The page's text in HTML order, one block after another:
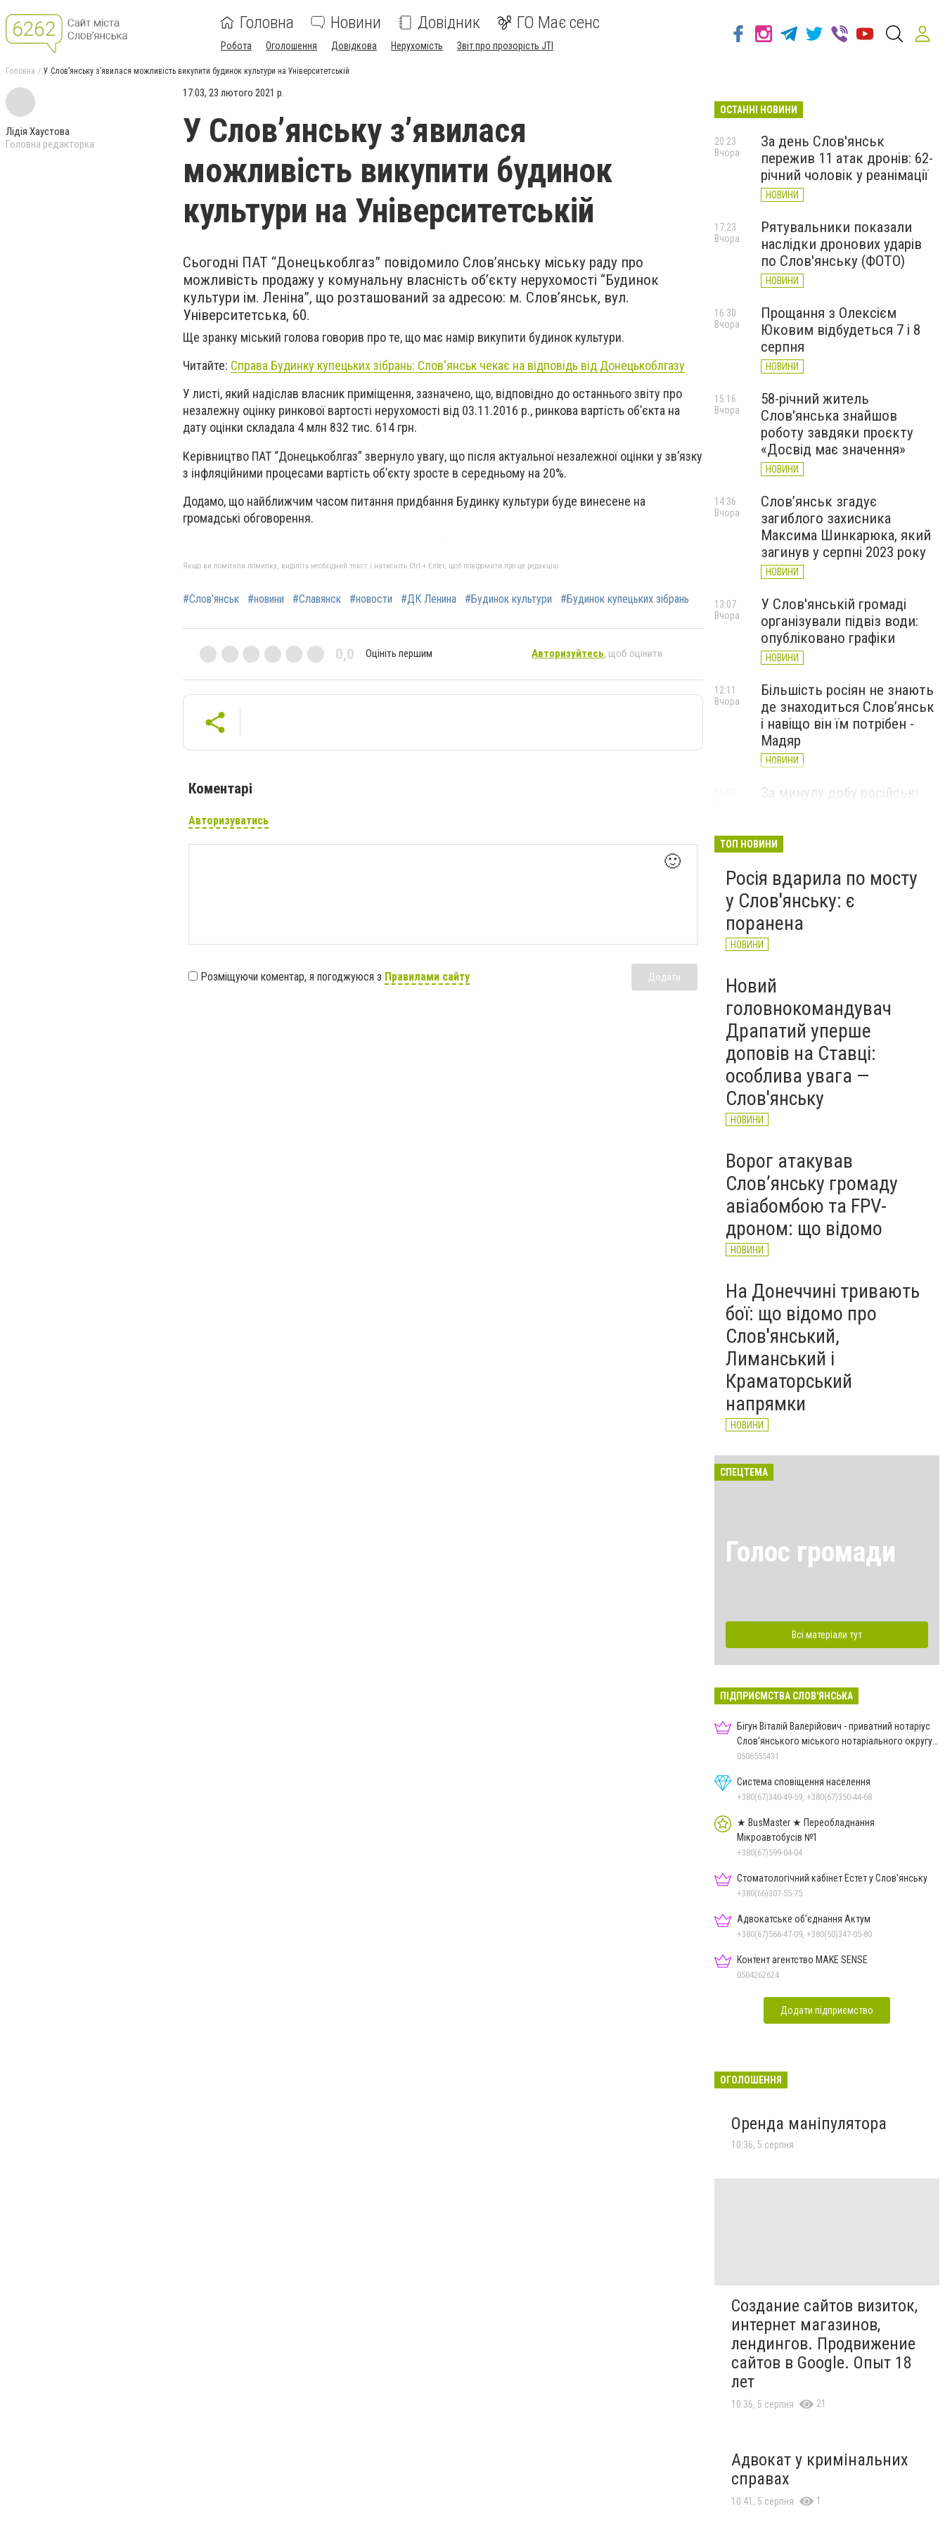
Головна Новини Довідник ГО Має сенс
Робота Оголошення Довідкова Нерухомість Звіт про прозорість JTI
Головна У Слов’янську з’явилася можливість викупити будинок культури на Університетській
Лідія Хаустова
Головна редакторка
17:03, 23 лютого 2021 р.
У Слов’янську з’явилася
можливість викупити будинок
культури на Університетській
Сьогодні ПАТ “Донецькоблгаз” повідомило Слов’янську міську раду про
можливість продажу у комунальну власність об’єкту нерухомості “Будинок
культури ім. Леніна”, що розташований за адресою: м. Слов’янськ, вул.
Університетська, 60.
Ще зранку міський голова говорив про те, що має намір викупити будинок культури.
Читайте: Справа Будинку купецьких зібрань: Слов'янськ чекає на відповідь від Донецькоблгазу
У листі, який надіслав власник приміщення, зазначено, що, відповідно до останнього звіту про
незалежну оцінку ринкової вартості нерухомості від 03.11.2016 р., ринкова вартість об’єкта на
дату оцінки складала 4 млн 832 тис. 614 грн.
Керівництво ПАТ “Донецькоблгаз” звернуло увагу, що після актуальної незалежної оцінки у зв’язку
з інфляційними процесами вартість об’єкту зросте в середньому на 20%.
Додамо, що найближчим часом питання придбання Будинку культури буде винесене на
громадські обговорення.
Якщо ви помітили помилку, виділіть необхідний текст і натисніть Ctrl + Enter, щоб повідомити про це редакцію
#Слов’янськ #новини #Славянск #новости #ДК Ленина #Будинок культури #Будинок купецьких зібрань
0,0 Оцініть першим Авторизуйтесь, щоб оцінити
Коментарі
Авторизуватись
🙂
Розміщуючи коментар, я погоджуюся з Правилами сайту Додати
ОСТАННІ НОВИНИ
За день Слов'янськ
пережив 11 атак дронів: 62-
річний чоловік у реанімації
НОВИНИ
20:23
Вчора
Рятувальники показали
наслідки дронових ударів
по Слов'янську (ФОТО)
НОВИНИ
17:23
Вчора
Прощання з Олексієм
Юковим відбудеться 7 і 8
серпня
НОВИНИ
16:30
Вчора
58-річний житель
Слов'янська знайшов
роботу завдяки проєкту
«Досвід має значення»
НОВИНИ
15:16
Вчора
Слов’янськ згадує
загиблого захисника
Максима Шинкарюка, який
загинув у серпні 2023 року
НОВИНИ
14:36
Вчора
У Слов'янській громаді
організували підвіз води:
опубліковано графіки
НОВИНИ
13:07
Вчора
Більшість росіян не знають
де знаходиться Слов’янськ
і навіщо він їм потрібен -
Мадяр
НОВИНИ
12:11
Вчора
За минулу добу російські
великої війни: 6 серпня
ТОП НОВИНИ
Росія вдарила по мосту
у Слов'янську: є
поранена
НОВИНИ
Новий
головнокомандувач
Драпатий уперше
доповів на Ставці:
особлива увага —
Слов'янську
НОВИНИ
Ворог атакував
Слов’янську громаду
авіабомбою та FPV-
дроном: що відомо
НОВИНИ
На Донеччині тривають
бої: що відомо про
Слов'янський,
Лиманський і
Краматорський
напрямки
НОВИНИ
СПЕЦТЕМА
Голос громади
Всі матеріали тут
ПІДПРИЄМСТВА СЛОВ'ЯНСЬКА
Бігун Віталій Валерійович - приватний нотаріус
Слов'янського міського нотаріального округу
Дон.обл.
0506555431
Система сповіщення населення
+380(67)340-49-59, +380(67)350-44-68
★ BusMaster ★ Переобладнання
Мікроавтобусів №1
+380(67)599-04-04
Стоматологічний кабінет Естет у Слов'янську
+380(66)307-55-75
Адвокатське об'єднання Актум
+380(67)566-47-09, +380(50)347-05-80
Контент агентство MAKE SENSE
0504262624
Додати підприємство
ОГОЛОШЕННЯ
Оренда маніпулятора
10:36, 5 серпня
Создание сайтов визиток,
интернет магазинов,
лендингов. Продвижение
сайтов в Google. Опыт 18
лет
10:36, 5 серпня 21
Адвокат у кримінальних
справах
10:41, 5 серпня 1